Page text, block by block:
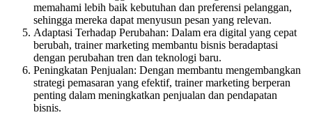
memahami lebih baik kebutuhan dan preferensi pelanggan,
sehingga mereka dapat menyusun pesan yang relevan.
Adaptasi Terhadap Perubahan: Dalam era digital yang cepat
berubah, trainer marketing membantu bisnis beradaptasi
dengan perubahan tren dan teknologi baru.
Peningkatan Penjualan: Dengan membantu mengembangkan
strategi pemasaran yang efektif, trainer marketing berperan
penting dalam meningkatkan penjualan dan pendapatan
bisnis.